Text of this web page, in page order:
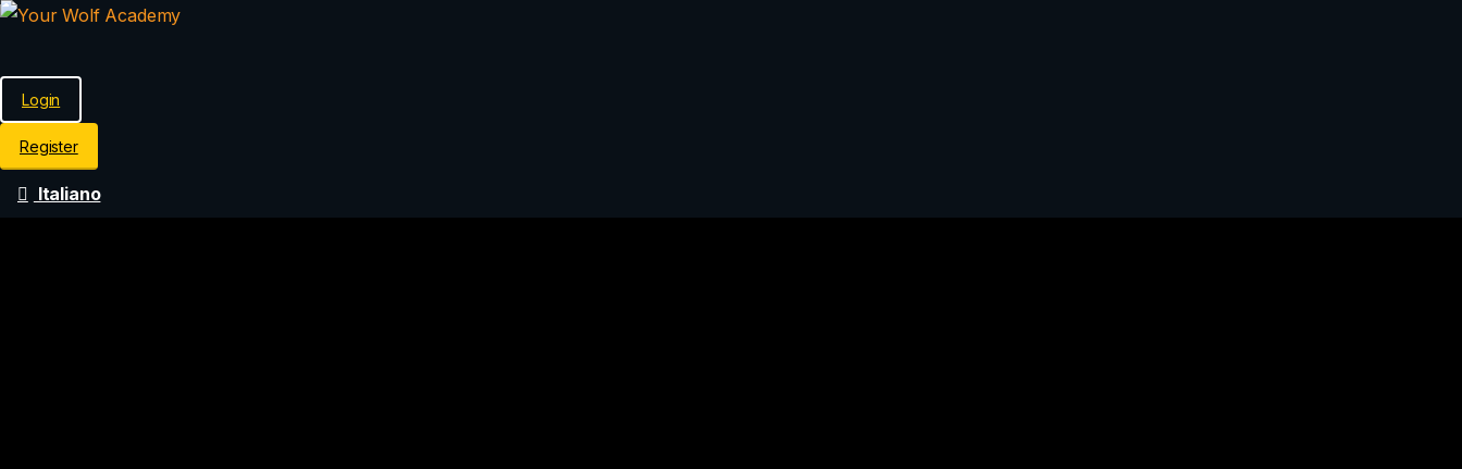
Login
Register
Italiano